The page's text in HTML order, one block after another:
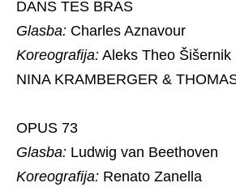
DANS TES BRAS
Glasba: Charles Aznavour
Koreografija: Aleks Theo Šišernik
NINA KRAMBERGER &
OPUS 73
Glasba: Ludwig van Beethoven
Koreografija: Renato Zanella